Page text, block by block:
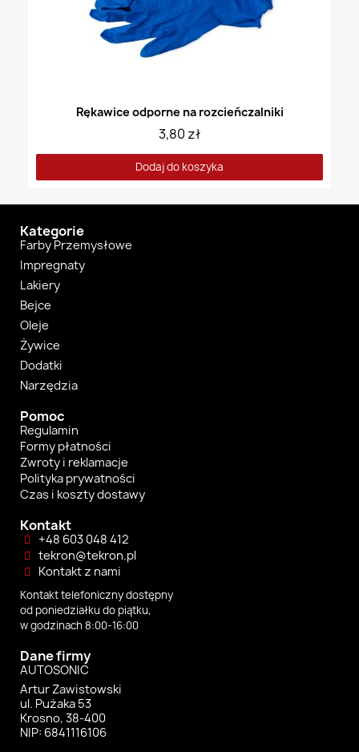
Rękawice odporne na rozcieńczalniki
3,80 zł
Dodaj do koszyka
Kategorie
Farby Przemysłowe
Impregnaty
Lakiery
Bejce
Oleje
Żywice
Dodatki
Narzędzia
Pomoc
Regulamin
Formy płatności
Zwroty i reklamacje
Polityka prywatności
Czas i koszty dostawy
Kontakt
+48 603 048 412
tekron@tekron.pl
Kontakt z nami
Kontakt telefoniczny dostępny
od poniedziałku do piątku,
w godzinach 8:00-16:00
Dane firmy
AUTOSONIC
Artur Zawistowski
ul. Pużaka 53
Krosno, 38-400
NIP: 6841116106